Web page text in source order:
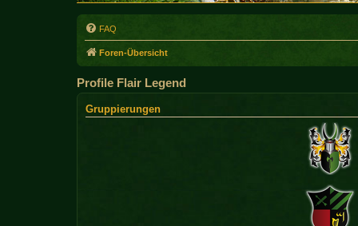
FAQ
Foren-Übersicht
Profile Flair Legend
Gruppierungen